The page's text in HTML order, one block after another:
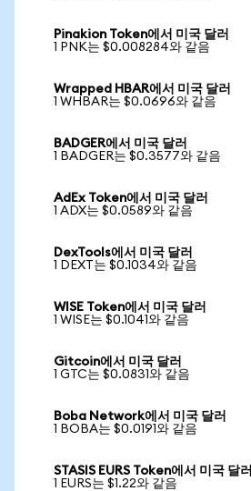
Pinakion Token에서 미국 달러
1 PNK는 $0.008284와 같음
Wrapped HBAR에서 미국 달러
1 WHBAR는 $0.0696와 같음
BADGER에서 미국 달러
1 BADGER는 $0.3577와 같음
AdEx Token에서 미국 달러
1 ADX는 $0.0589와 같음
DexTools에서 미국 달러
1 DEXT는 $0.1034와 같음
WISE Token에서 미국 달러
1 WISE는 $0.1041와 같음
Gitcoin에서 미국 달러
1 GTC는 $0.0831와 같음
Boba Network에서 미국 달러
1 BOBA는 $0.0191와 같음
STASIS EURS Token에서 미국 달러
1 EURS는 $1.22와 같음